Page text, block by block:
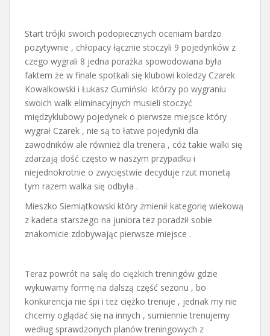
Start trójki swoich podopiecznych oceniam bardzo
pozytywnie , chłopacy łącznie stoczyli 9 pojedynków z
czego wygrali 8 jedna porażka spowodowana była
faktem że w finale spotkali się klubowi koledzy Czarek
Kowalkowski i Łukasz Gumiński którzy po wygraniu
swoich walk eliminacyjnych musieli stoczyć
międzyklubowy pojedynek o pierwsze miejsce który
wygrał Czarek , nie są to łatwe pojedynki dla
zawodników ale również dla trenera , cóż takie walki się
zdarzają dość często w naszym przypadku i
niejednokrotnie o zwycięstwie decyduje rzut monetą
tym razem walka się odbyła .
Mieszko Siemiątkowski który zmienił kategorię wiekową
z kadeta starszego na juniora tez poradził sobie
znakomicie zdobywając pierwsze miejsce .
Teraz powrót na salę do ciężkich treningów gdzie
wykuwamy formę na dalszą część sezonu , bo
konkurencja nie śpi i też ciężko trenuje , jednak my nie
chcemy oglądać się na innych , sumiennie trenujemy
według sprawdzonych planów treningowych z